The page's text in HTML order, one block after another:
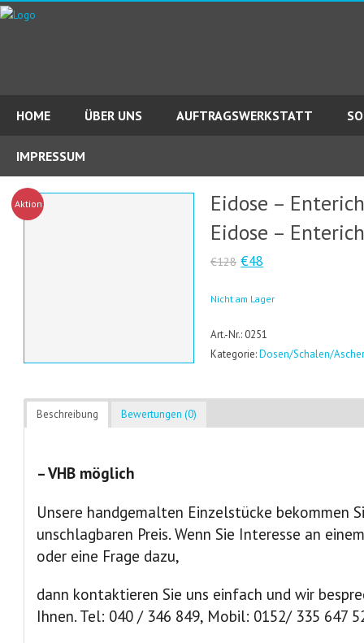
HOME ÜBER UNS AUFTRAGSWERKSTATT
IMPRESSUM
Aktion!
Eidose –
Eidose –
€128 €48
Nicht am Lager
Art.-Nr.: 0251
Kategorie:Dosen/Schalen/Ascher
Beschreibung Bewertungen (0)
– VHB möglich
Unsere handgemalten Einzelstücke bekommen
unschlagbaren Preis. Wenn Sie Interesse an
oder eine Frage dazu,
dann kontaktieren Sie uns einfach und wir
Ihnen. Tel: 040 / 346 849, Mobil: 0152/ 335 647